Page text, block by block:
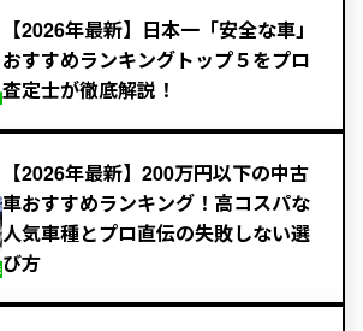
【2026年最新】日本一「安全な車」
おすすめランキングトップ５をプロ
査定士が徹底解説！
【2026年最新】200万円以下の中古
車おすすめランキング！高コスパな
人気車種とプロ直伝の失敗しない選
び方